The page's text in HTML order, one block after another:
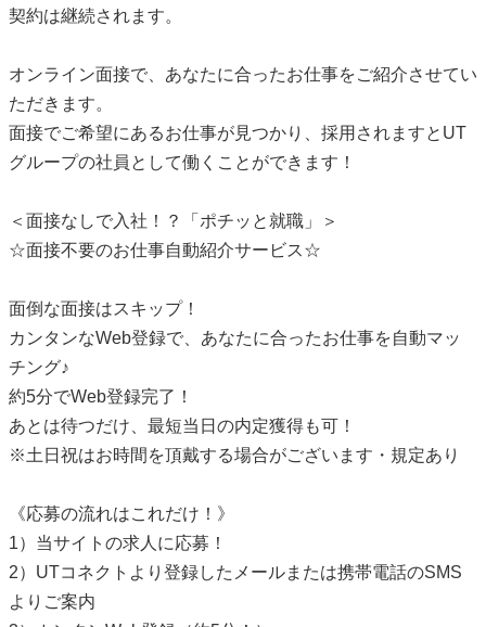
契約は継続されます。
オンライン面接で、あなたに合ったお仕事をご紹介させてい
ただきます。
面接でご希望にあるお仕事が見つかり、採用されますとUT
グループの社員として働くことができます！
＜面接なしで入社！？「ポチッと就職」＞
☆面接不要のお仕事自動紹介サービス☆
面倒な面接はスキップ！
カンタンなWeb登録で、あなたに合ったお仕事を自動マッ
チング♪
約5分でWeb登録完了！
あとは待つだけ、最短当日の内定獲得も可！
※土日祝はお時間を頂戴する場合がございます・規定あり
《応募の流れはこれだけ！》
1）当サイトの求人に応募！
2）UTコネクトより登録したメールまたは携帯電話のSMS
よりご案内